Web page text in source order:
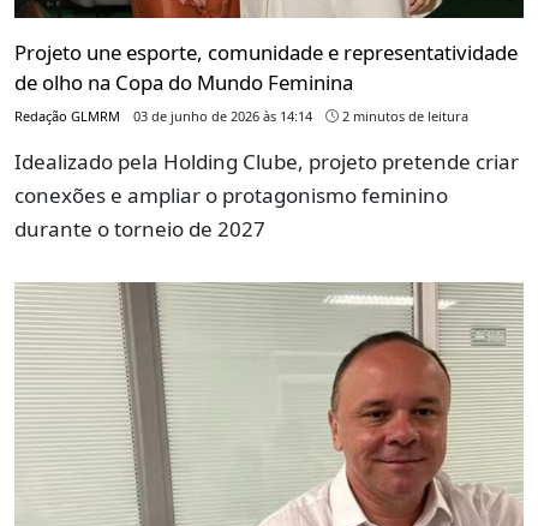
Projeto une esporte, comunidade e representatividade
de olho na Copa do Mundo Feminina
Redação GLMRM 03 de junho de 2026 às 14:14 2 minutos de leitura
Idealizado pela Holding Clube, projeto pretende criar
conexões e ampliar o protagonismo feminino
durante o torneio de 2027